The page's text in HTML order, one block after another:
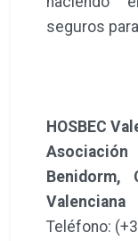
seguros
HOSBEC
Benidorm,
Valenciana
Teléfono: